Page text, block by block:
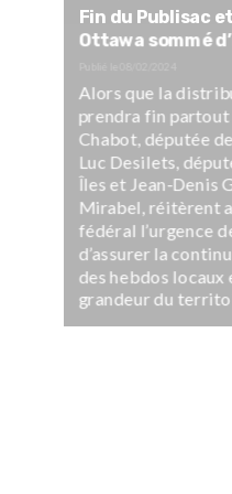
Fin du Publisac
Ottawa sommé
Alors que la
prendra fin partout
Chabot, députée
Luc Desilets,
Îles et Jean-Denis
Mirabel, réitèrent
fédéral l’urgence
d’assurer la
des hebdos locaux
grandeur du